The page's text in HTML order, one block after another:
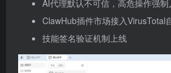
AI代理默认不可信，高危操作强
ClawHub插件市场接入VirusTotal
技能签名验证机制上线